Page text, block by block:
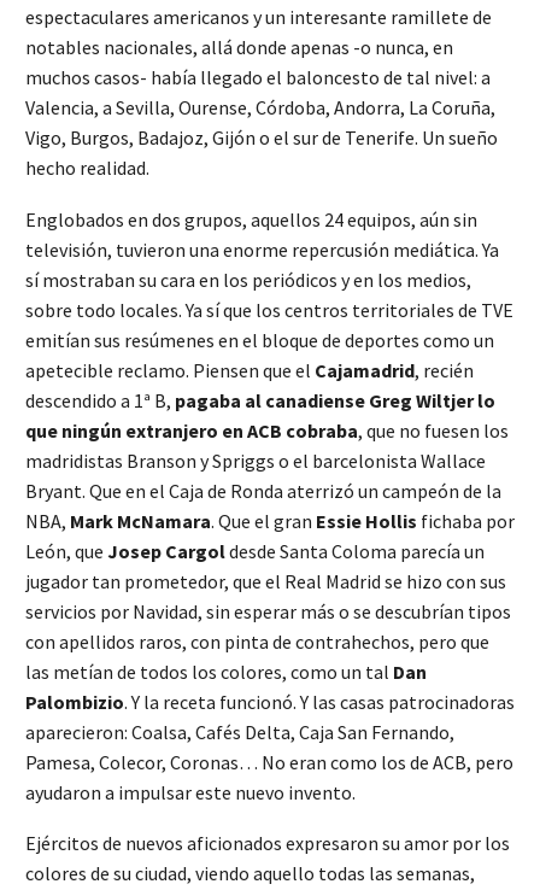
espectaculares americanos y un interesante ramillete de
notables nacionales, allá donde apenas -o nunca, en
muchos casos- había llegado el baloncesto de tal nivel: a
Valencia, a Sevilla, Ourense, Córdoba, Andorra, La Coruña,
Vigo, Burgos, Badajoz, Gijón o el sur de Tenerife. Un sueño
hecho realidad.
Englobados en dos grupos, aquellos 24 equipos, aún sin
televisión, tuvieron una enorme repercusión mediática. Ya
sí mostraban su cara en los periódicos y en los medios,
sobre todo locales. Ya sí que los centros territoriales de TVE
emitían sus resúmenes en el bloque de deportes como un
apetecible reclamo. Piensen que el Cajamadrid, recién
descendido a 1ª B, pagaba al canadiense Greg Wiltjer lo
que ningún extranjero en ACB cobraba, que no fuesen los
madridistas Branson y Spriggs o el barcelonista Wallace
Bryant. Que en el Caja de Ronda aterrizó un campeón de la
NBA, Mark McNamara. Que el gran Essie Hollis fichaba por
León, que Josep Cargoldesde Santa Coloma parecía un
jugador tan prometedor, que el Real Madrid se hizo con sus
servicios por Navidad, sin esperar más o se descubrían tipos
con apellidos raros, con pinta de contrahechos, pero que
las metían de todos los colores, como un tal Dan
Palombizio. Y la receta funcionó. Y las casas patrocinadoras
aparecieron: Coalsa, Cafés Delta, Caja San Fernando,
Pamesa, Colecor, Coronas… No eran como los de ACB, pero
ayudaron a impulsar este nuevo invento.
Ejércitos de nuevos aficionados expresaron su amor por los
colores de su ciudad, viendo aquello todas las semanas,